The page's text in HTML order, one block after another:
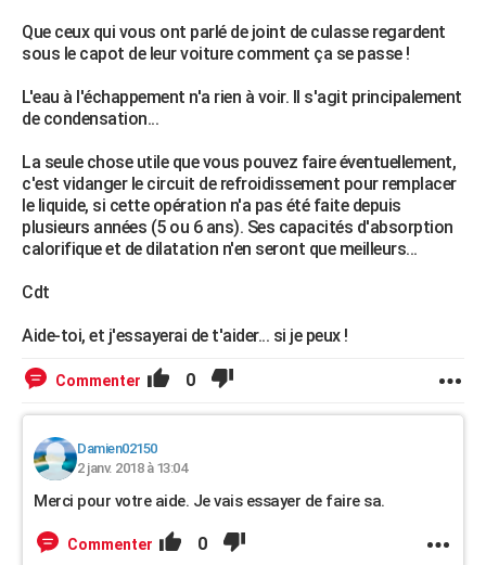
Que ceux qui vous ont parlé de joint de culasse regardent
sous le capot de leur voiture comment ça se passe !
L'eau à l'échappement n'a rien à voir. Il s'agit principalement
de condensation...
La seule chose utile que vous pouvez faire éventuellement,
c'est vidanger le circuit de refroidissement pour remplacer
le liquide, si cette opération n'a pas été faite depuis
plusieurs années (5 ou 6 ans). Ses capacités d'absorption
calorifique et de dilatation n'en seront que meilleurs...
Cdt
Aide-toi, et j'essayerai de t'aider... si je peux !
Commenter 0
Damien02150
2 janv. 2018 à 13:04
Merci pour votre aide. Je vais essayer de faire sa.
Commenter 0